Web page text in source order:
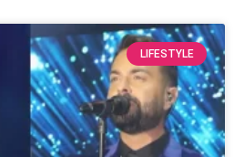
LIFESTYLE